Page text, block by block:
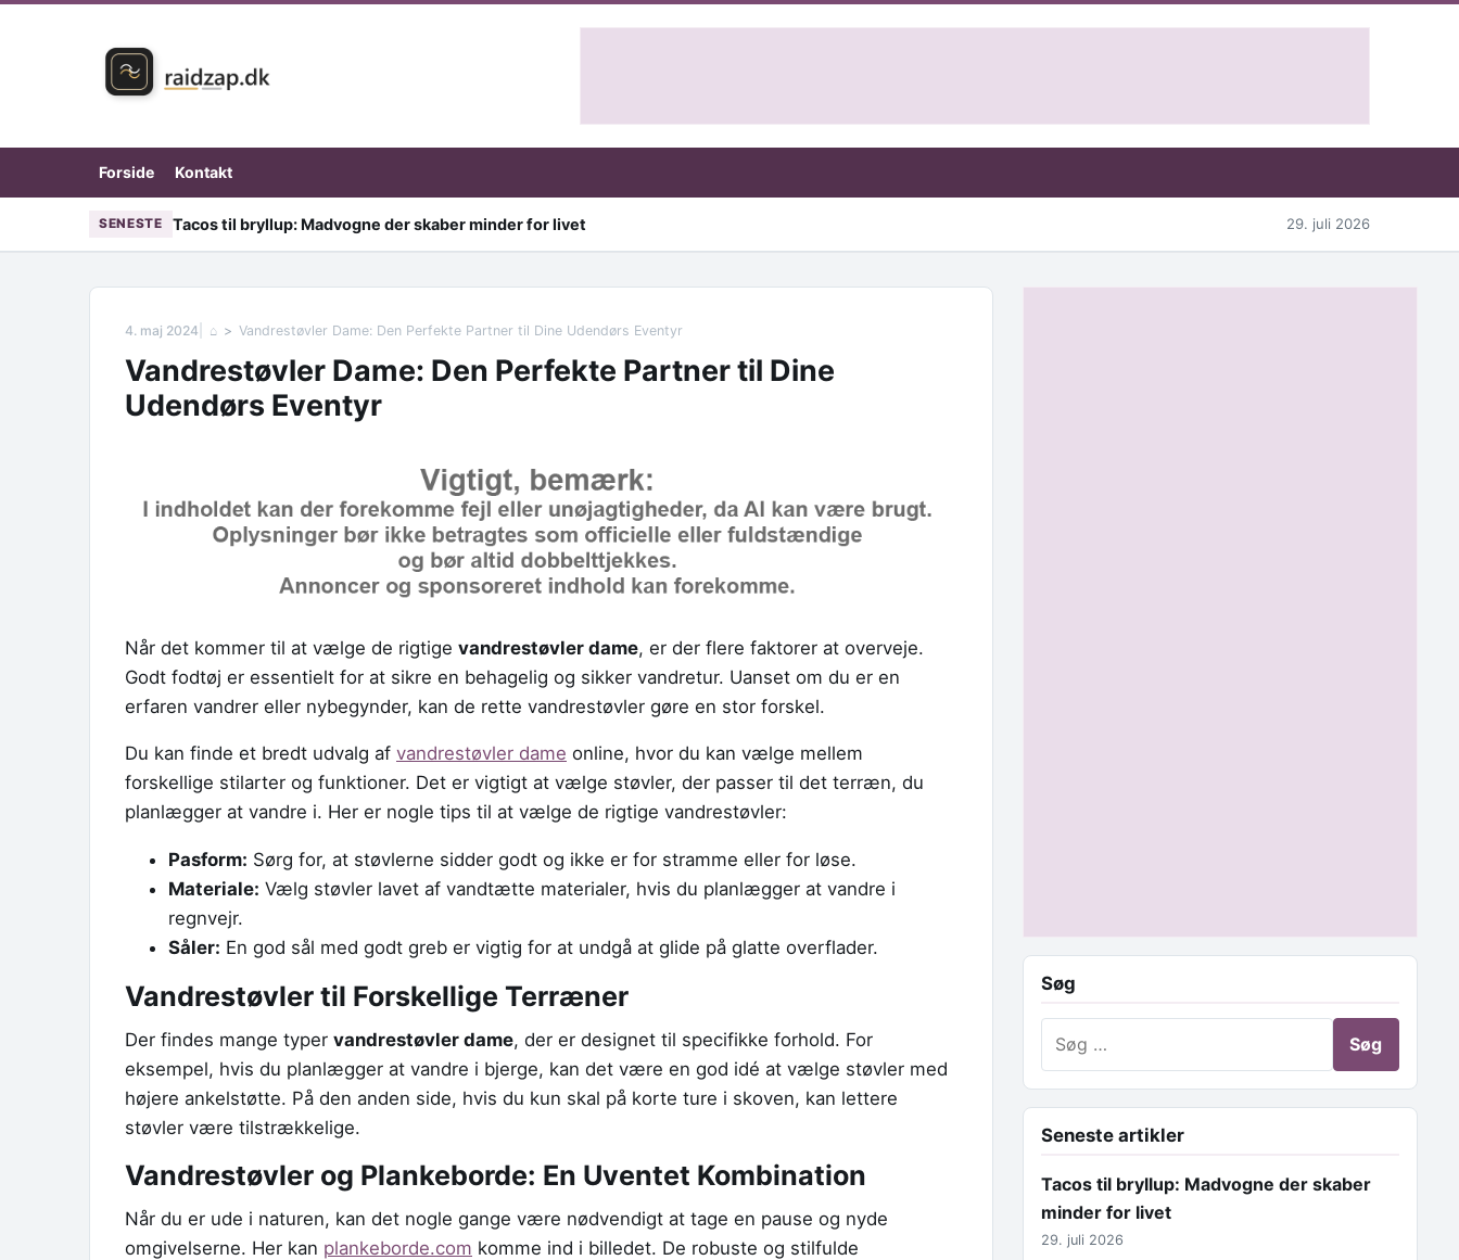
Forside Kontakt
SENESTE Tacos til bryllup: Madvogne der skaber minder for livet 29. juli 2026
4. maj 2024 ⌂ Vandrestøvler Dame: Den Perfekte Partner til Dine Udendørs Eventyr
Vandrestøvler Dame: Den Perfekte Partner til Dine
Udendørs Eventyr
Når det kommer til at vælge de rigtige vandrestøvler dame, er der flere faktorer at overveje.
Godt fodtøj er essentielt for at sikre en behagelig og sikker vandretur. Uanset om du er en
erfaren vandrer eller nybegynder, kan de rette vandrestøvler gøre en stor forskel.
Du kan finde et bredt udvalg af vandrestøvler dame online, hvor du kan vælge mellem
forskellige stilarter og funktioner. Det er vigtigt at vælge støvler, der passer til det terræn, du
planlægger at vandre i. Her er nogle tips til at vælge de rigtige vandrestøvler:
Pasform: Sørg for, at støvlerne sidder godt og ikke er for stramme eller for løse.
Materiale: Vælg støvler lavet af vandtætte materialer, hvis du planlægger at vandre i
regnvejr.
Såler: En god sål med godt greb er vigtig for at undgå at glide på glatte overflader.
Vandrestøvler til Forskellige Terræner
Der findes mange typer vandrestøvler dame, der er designet til specifikke forhold. For
eksempel, hvis du planlægger at vandre i bjerge, kan det være en god idé at vælge støvler med
højere ankelstøtte. På den anden side, hvis du kun skal på korte ture i skoven, kan lettere
støvler være tilstrækkelige.
Vandrestøvler og Plankeborde: En Uventet Kombination
Når du er ude i naturen, kan det nogle gange være nødvendigt at tage en pause og nyde
omgivelserne. Her kan plankeborde.com komme ind i billedet. De robuste og stilfulde
Søg
Seneste artikler
Tacos til bryllup: Madvogne der skaber
minder for livet
29. juli 2026